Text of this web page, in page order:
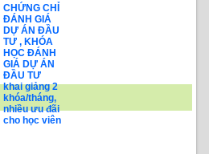
CHỨNG CHỈ
ĐÁNH GIÁ
DỰ ÁN ĐẦU
TƯ , KHÓA
HỌC ĐÁNH
GIÁ DỰ ÁN
ĐẦU TƯ
khai giảng 2
khóa/tháng,
nhiều ưu đãi
cho học viên